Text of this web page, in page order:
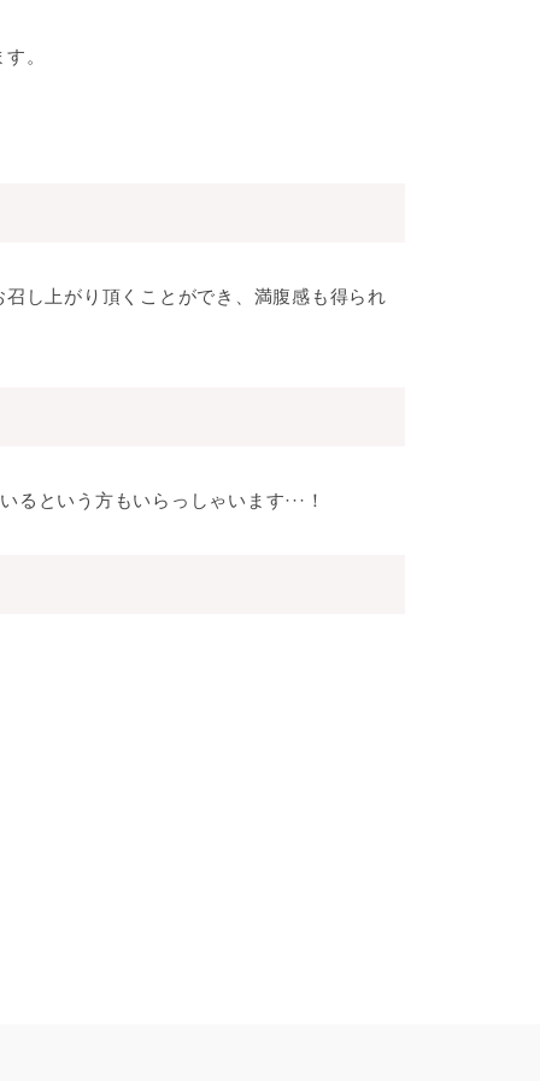
。
し上がり頂くことができ、満腹感も得られ
という方もいらっしゃいます···！